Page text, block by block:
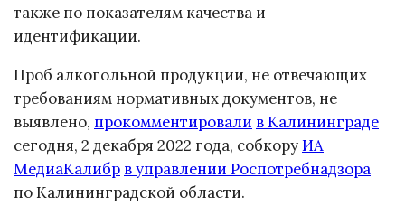
также по показателям качества и
идентификации.
Проб алкогольной продукции, не отвечающих
требованиям нормативных документов, не
выявлено, прокомментировали в Калининграде
сегодня, 2 декабря 2022 года, собкоруИА
МедиаКалибр в управлении Роспотребнадзора
по Калининградской области.